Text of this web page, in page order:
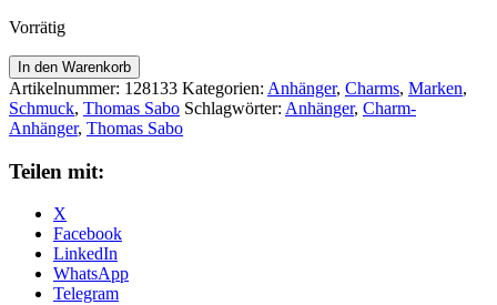
Vorrätig
Thomas
Sabo
Anhänger
Papagei
Y0002-
691-
7
Menge
In den Warenkorb
Artikelnummer: 128133 Kategorien: Anhänger, Charms, Marken,
Schmuck, Thomas Sabo Schlagwörter: Anhänger, Charm-
Anhänger, Thomas Sabo
Teilen mit:
X
Facebook
LinkedIn
WhatsApp
Telegram